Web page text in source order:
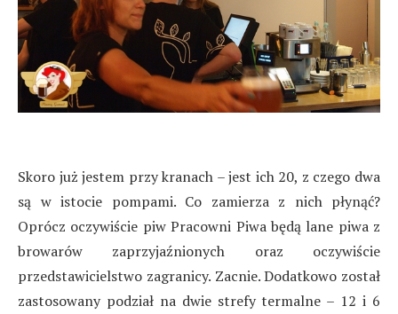
Skoro już jestem przy kranach – jest ich 20, z czego dwa
są w istocie pompami. Co zamierza z nich płynąć?
Oprócz oczywiście piw Pracowni Piwa będą lane piwa z
browarów zaprzyjaźnionych oraz oczywiście
przedstawicielstwo zagranicy. Zacnie. Dodatkowo został
zastosowany podział na dwie strefy termalne – 12 i 6